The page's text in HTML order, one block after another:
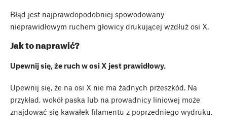
Błąd jest najprawdopodobniej spowodowany
nieprawidłowym ruchem głowicy drukującej wzdłuż osi X.
Jak to naprawić?
Upewnij się, że ruch w osi X jest prawidłowy.
Upewnij się, że na osi X nie ma żadnych przeszkód. Na
przykład, wokół paska lub na prowadnicy liniowej może
znajdować się kawałek filamentu z poprzedniego wydruku.